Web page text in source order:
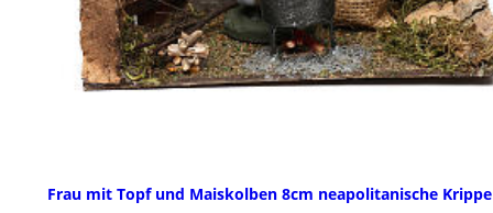
Frau mit Topf und Maiskolben 8cm neapolitanische Krippe